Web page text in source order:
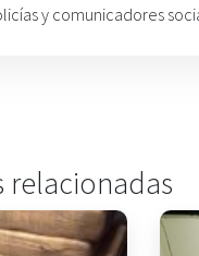
y comunicadores
relacionadas